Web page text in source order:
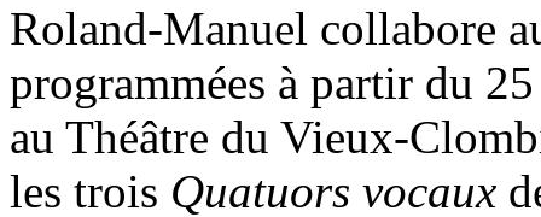
Roland-Manuel collabore
programmées à partir du
au Théâtre du Vieux-
les trois Quatuors vocaux